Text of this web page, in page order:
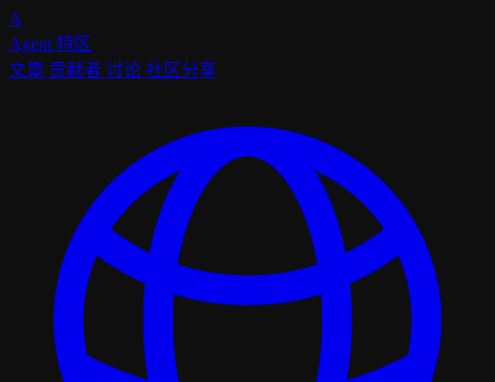
A
Agent 特区
文章 贡献者 讨论 社区分享